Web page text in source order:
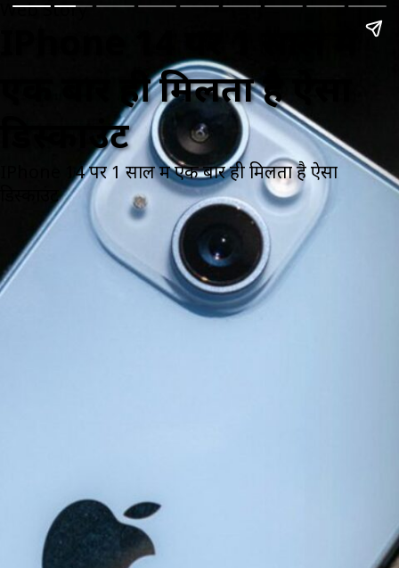
Web Story
IPhone 14 पर 1 साल में
एक बार ही मिलता है ऐसा
डिस्काउंट
IPhone 14 पर 1 साल में एक बार ही मिलता है ऐसा
डिस्काउंट